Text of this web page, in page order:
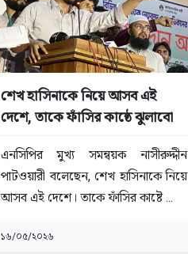
শেখ হাসিনাকে নিয়ে আসব এই
দেশে, তাকে ফাঁসির কাষ্ঠে ঝুলাবো
এনসিপির মুখ্য সমন্বয়ক নাসীরুদ্দীন
পাটওয়ারী বলেছেন, শেখ হাসিনাকে নিয়ে
আসব এই দেশে। তাকে ফাঁসির কাষ্টে ...
১৬/০৫/২০২৬